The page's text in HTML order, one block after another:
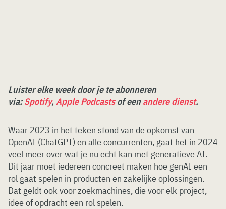
Luister elke week door je te abonneren
via:Spotify,Apple Podcastsof eenandere dienst.
Waar 2023 in het teken stond van de opkomst van
OpenAI (ChatGPT) en alle concurrenten, gaat het in 2024
veel meer over wat je nu echt kan met generatieve AI.
Dit jaar moet iedereen concreet maken hoe genAI een
rol gaat spelen in producten en zakelijke oplossingen.
Dat geldt ook voor zoekmachines, die voor elk project,
idee of opdracht een rol spelen.